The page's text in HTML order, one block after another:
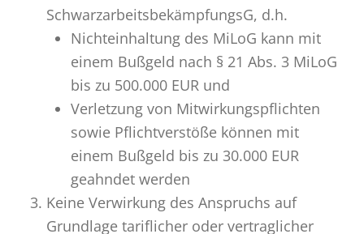
SchwarzarbeitsbekämpfungsG, d.h.
Nichteinhaltung des MiLoG kann mit
einem Bußgeld nach § 21 Abs. 3 MiLoG
bis zu 500.000 EUR und
Verletzung von Mitwirkungspflichten
sowie Pflichtverstöße können mit
einem Bußgeld bis zu 30.000 EUR
geahndet werden
Keine Verwirkung des Anspruchs auf
Grundlage tariflicher oder vertraglicher